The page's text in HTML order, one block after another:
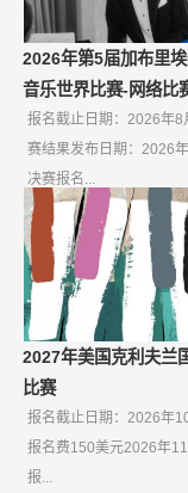
2026年第5届加布里
音乐世界比赛-网络比
报名截止日期：2026年8
赛结果发布日期：2026
决赛报名...
2027年美国克利夫兰
比赛
报名截止日期：2026年
报名费150美元2026年11
报...